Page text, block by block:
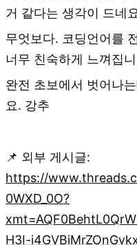
거 같다는 생각이 드네
무엇보다. 코딩언어를
너무 친숙하게 느껴집
완전 초보에서 벗어나
요. 강추
📌 외부 게시글:
https://
0WXD_0O?
H3I-